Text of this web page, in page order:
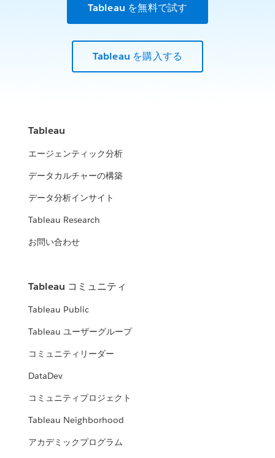
Tableau を無料で試す
Tableau を購入する
Tableau
エージェンティック分析
データカルチャーの構築
データ分析インサイト
Tableau Research
お問い合わせ
Tableau コミュニティ
Tableau Public
Tableau ユーザーグループ
コミュニティリーダー
DataDev
コミュニティプロジェクト
Tableau Neighborhood
アカデミックプログラム